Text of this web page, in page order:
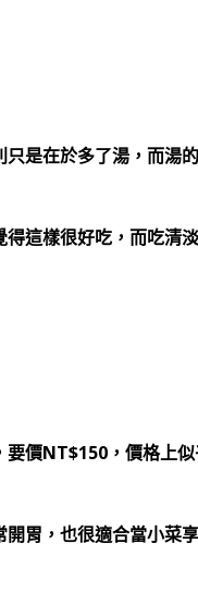
是在於多了湯，而湯
這樣很好吃，而吃清
價NT$150，價格上
胃，也很適合當小菜